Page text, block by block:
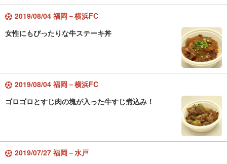
2019/08/04 福岡－横浜FC
女性にもぴったりな牛ステーキ丼
2019/08/04 福岡－横浜FC
ゴロゴロとすじ肉の塊が入った牛すじ煮込み！
2019/07/27 福岡－水戸